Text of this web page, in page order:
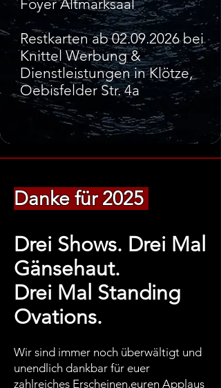
Foyer Altmarksaal
Restkarten ab02.09.2026bei
Knittel Werbung &
Dienstleistungen in Klötze,
Oebisfelder Str. 4a
Danke für 2025
Drei Shows. Drei Mal
Gänsehaut.
Drei Mal Standing
Ovations.
Wir sind immer noch überwältigt und
unendlich dankbar für euer
zahlreiches Erscheinen,euren Applaus